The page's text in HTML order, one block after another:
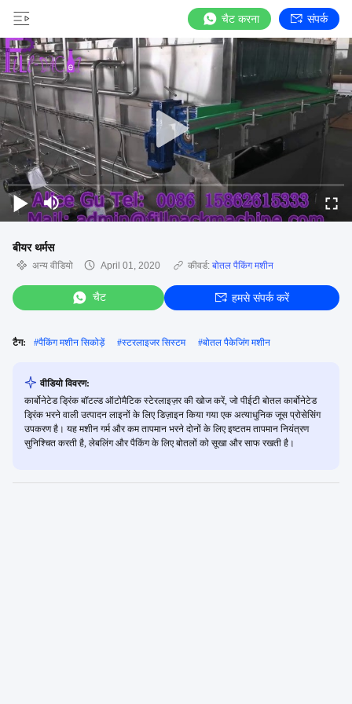
चैट करना संपर्क
बीयर थर्मस
अन्य वीडियो April 01, 2020 कीवर्ड: बोतल पैकिंग मशीन
चैट हमसे संपर्क करें
टैग: #पैकिंग मशीन सिकोड़ें #स्टरलाइजर सिस्टम #बोतल पैकेजिंग मशीन
वीडियो विवरण:
कार्बोनेटेड ड्रिंक बॉटल्ड ऑटोमैटिक स्टेरलाइज़र की खोज करें, जो पीईटी बोतल कार्बोनेटेड
ड्रिंक भरने वाली उत्पादन लाइनों के लिए डिज़ाइन किया गया एक अत्याधुनिक जूस प्रोसेसिंग
उपकरण है। यह मशीन गर्म और कम तापमान भरने दोनों के लिए इष्टतम तापमान नियंत्रण
सुनिश्चित करती है, लेबलिंग और पैकिंग के लिए बोतलों को सूखा और साफ रखती है।